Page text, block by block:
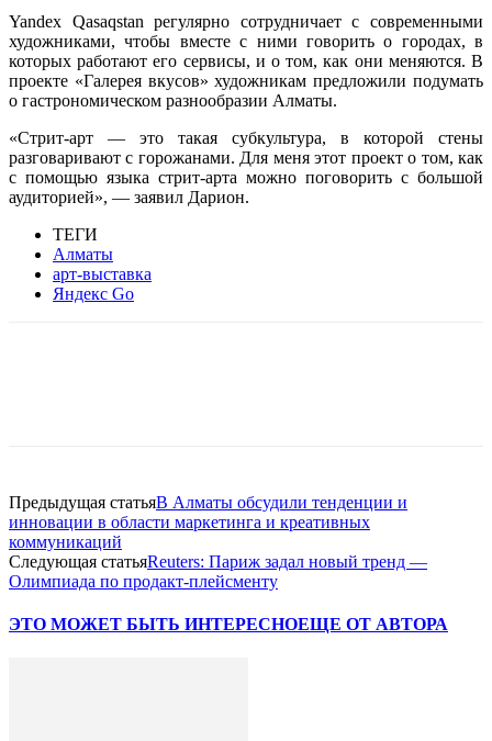
Yandex Qasaqstan регулярно сотрудничает с современными
художниками, чтобы вместе с ними говорить о городах, в
которых работают его сервисы, и о том, как они меняются. В
проекте «Галерея вкусов» художникам предложили подумать
о гастрономическом разнообразии Алматы.
«Стрит-арт — это такая субкультура, в которой стены
разговаривают с горожанами. Для меня этот проект о том, как
с помощью языка стрит-арта можно поговорить с большой
аудиторией», — заявил Дарион.
ТЕГИ
Алматы
арт-выставка
Яндекс Go
Предыдущая статьяВ Алматы обсудили тенденции и
инновации в области маркетинга и креативных
коммуникаций
Следующая статьяReuters: Париж задал новый тренд —
Олимпиада по продакт-плейсменту
ЭТО МОЖЕТ БЫТЬ ИНТЕРЕСНОЕЩЕ ОТ АВТОРА